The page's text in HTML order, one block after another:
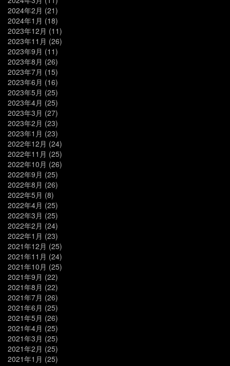
2024年2月 (21)
2024年1月 (18)
2023年12月 (11)
2023年11月 (26)
2023年9月 (11)
2023年8月 (26)
2023年7月 (15)
2023年6月 (16)
2023年5月 (25)
2023年4月 (25)
2023年3月 (27)
2023年2月 (23)
2023年1月 (23)
2022年12月 (24)
2022年11月 (25)
2022年10月 (26)
2022年9月 (25)
2022年8月 (26)
2022年5月 (8)
2022年4月 (25)
2022年3月 (25)
2022年2月 (24)
2022年1月 (23)
2021年12月 (25)
2021年11月 (24)
2021年10月 (25)
2021年9月 (22)
2021年8月 (22)
2021年7月 (26)
2021年6月 (25)
2021年5月 (26)
2021年4月 (25)
2021年3月 (25)
2021年2月 (25)
2021年1月 (25)